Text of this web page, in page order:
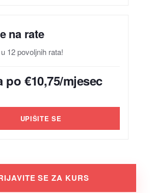
na rate
12 povoljnih rata!
po €10,75/mjesec
UPIŠITE SE
SE ZA KURS